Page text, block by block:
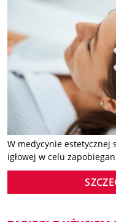
W medycynie estetycznej
igłowej w celu